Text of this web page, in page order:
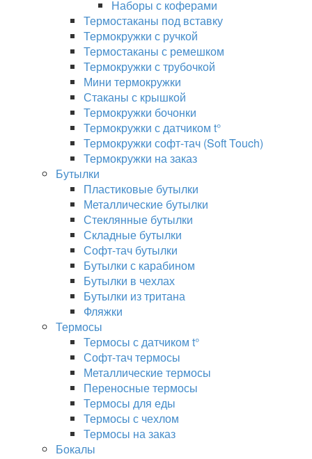
Наборы с коферами
Термостаканы под вставку
Термокружки с ручкой
Термостаканы с ремешком
Термокружки с трубочкой
Мини термокружки
Стаканы с крышкой
Термокружки бочонки
Термокружки с датчиком t°
Термокружки софт-тач (Soft Touch)
Термокружки на заказ
Бутылки
Пластиковые бутылки
Металлические бутылки
Стеклянные бутылки
Складные бутылки
Софт-тач бутылки
Бутылки с карабином
Бутылки в чехлах
Бутылки из тритана
Фляжки
Термосы
Термосы с датчиком t°
Софт-тач термосы
Металлические термосы
Переносные термосы
Термосы для еды
Термосы с чехлом
Термосы на заказ
Бокалы